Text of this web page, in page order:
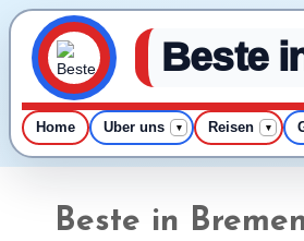
Beste
Home Uber uns ▾ Reisen ▾
Beste in